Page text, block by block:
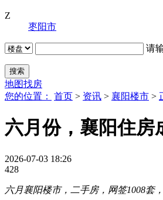
Z
枣阳市
请
地图找房
您的位置：
首页 > 资讯 > 襄阳楼市 >
六月份，襄阳住
2026-07-03 18:26
428
六月襄阳楼市，二手房，网签1008套